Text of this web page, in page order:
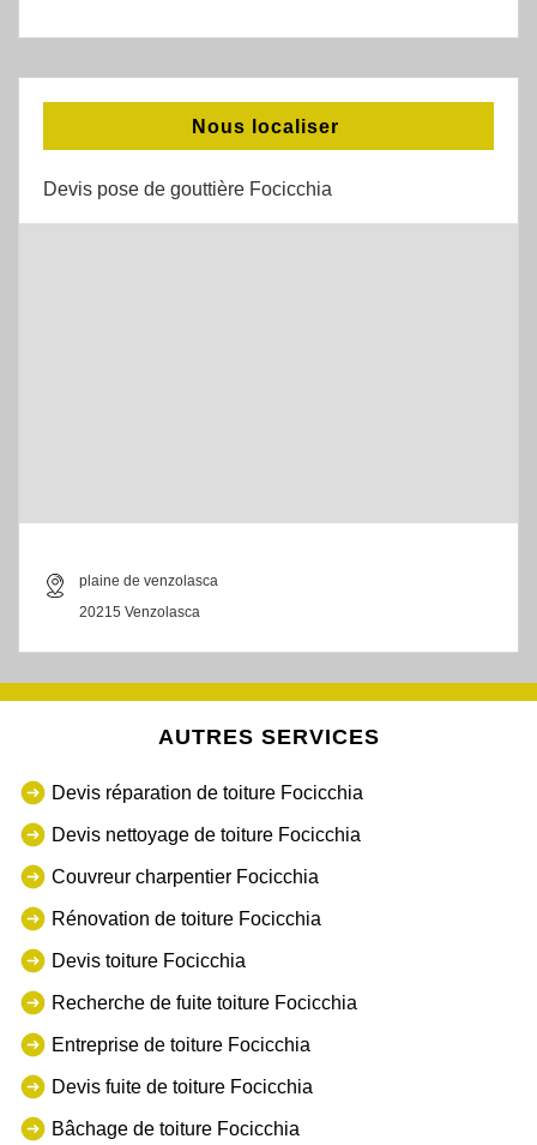
Nous localiser
Devis pose de gouttière Focicchia
plaine de venzolasca
20215 Venzolasca
AUTRES SERVICES
Devis réparation de toiture Focicchia
Devis nettoyage de toiture Focicchia
Couvreur charpentier Focicchia
Rénovation de toiture Focicchia
Devis toiture Focicchia
Recherche de fuite toiture Focicchia
Entreprise de toiture Focicchia
Devis fuite de toiture Focicchia
Bâchage de toiture Focicchia